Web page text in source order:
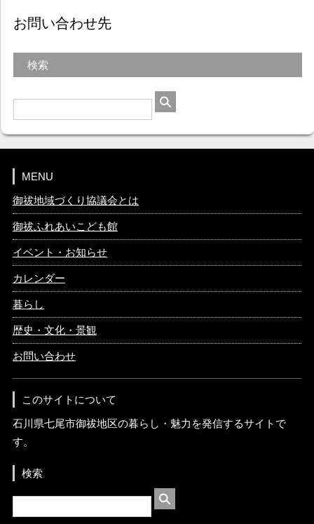
お問い合わせ先
検索
MENU
御祓地域づくり協議会とは
御祓ふれあいこども館
イベント・お知らせ
カレンダー
暮らし
歴史・文化・景観
お問い合わせ
このサイトについて
石川県七尾市御祓地区の暮らし・魅力を発信するサイトで
す。
検索